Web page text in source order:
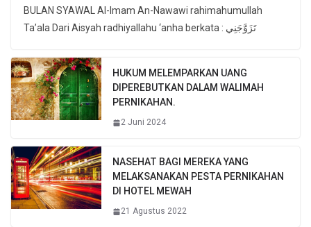
BULAN SYAWAL Al-Imam An-Nawawi rahimahumullah
Ta’ala Dari Aisyah radhiyallahu ‘anha berkata : تَزَوَّجَنِي
HUKUM MELEMPARKAN UANG
DIPEREBUTKAN DALAM WALIMAH
PERNIKAHAN.
2 Juni 2024
NASEHAT BAGI MEREKA YANG
MELAKSANAKAN PESTA PERNIKAHAN
DI HOTEL MEWAH
21 Agustus 2022